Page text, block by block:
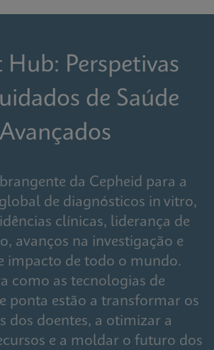
Hub: Perspetivas
de Saúde
Avançados
da Cepheid para a
de diagnósticos in vitro,
clínicas, liderança de
avanços na investigação e
impacto de todo o mundo.
como as tecnologias de
ponta estão a transformar os
dos doentes, a otimizar a
e a moldar o futuro dos